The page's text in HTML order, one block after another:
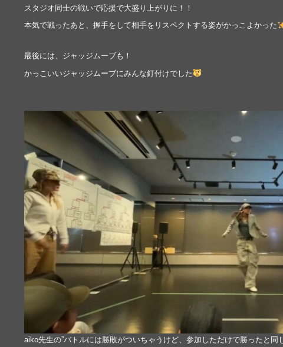
スタジオ同士の戦いで応援で大盛り上がりに！！
本気で戦ったあと、握手をして相手をリスペクトする姿がかっこよかった
最後には、ジャッジムーブも！
かっこいいジャッジムーブにみんな釘付けでした
aiko先生の”バトルには勝敗がついちゃうけど、参加しただけで勝ったと同